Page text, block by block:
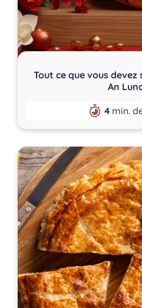
Tout ce que vous
An
4min.